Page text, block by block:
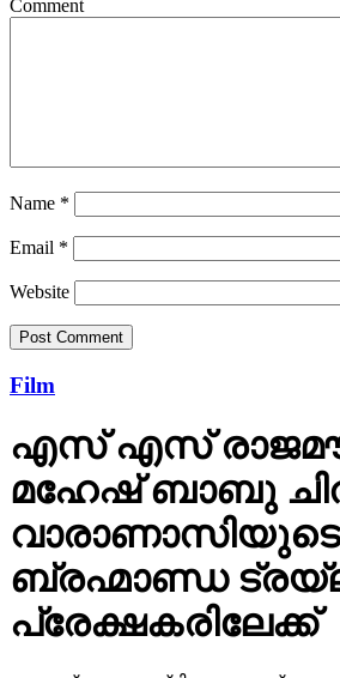
Comment
Name *
Email *
Website
Film
എസ് എസ്
മഹേഷ് ബാബു
വാരാണാസിയുടെ
ബ്രഹ്മാണ്ഡ
പ്രേക്ഷകരിലേക്ക്